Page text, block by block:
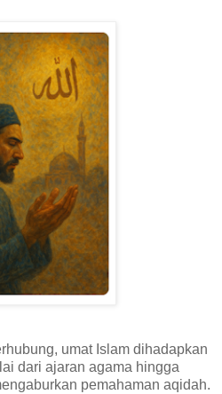
umat Islam dihadapkan
dari ajaran agama hingga
pemahaman aqidah.